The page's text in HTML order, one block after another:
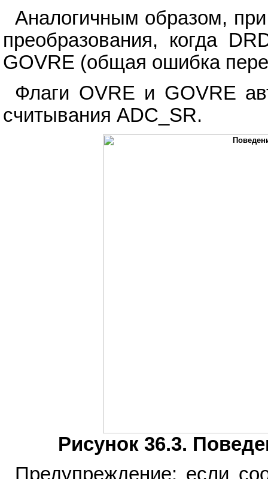
Аналогичным образом,
преобразования, когда
GOVRE (общая ошибка
Флаги OVRE и GOVRE
считывания ADC_SR.
Рисунок 36.3.
Предупреждение: если